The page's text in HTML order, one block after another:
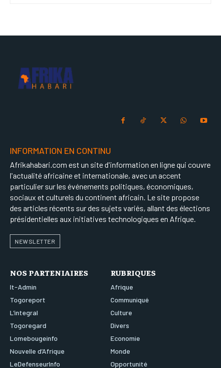
INFORMATION EN CONTINU
Afrikahabari.com est un site d'information en ligne qui couvre
l'actualité africaine et internationale, avec un accent
particulier sur les événements politiques, économiques,
sociaux et culturels du continent africain. Le site propose
des articles récents sur des sujets variés, allant des élections
présidentielles aux initiatives technologiques en Afrique.
NEWSLETTER
NOS PARTENIAIRES
It-Admin
Togoreport
L’integral
Togoregard
Lomebougeinfo
Nouvelle d’Afrique
LeDefenseurInfo
RUBRIQUES
Afrique
Communiqué
Culture
Divers
Economie
Monde
Opportunité